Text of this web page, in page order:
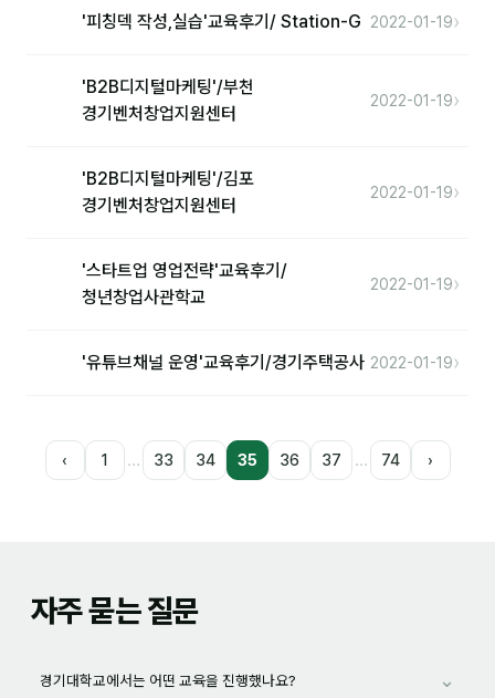
💰 교육 견적 계산기
1:1 문의
공지사항
자주 묻는 질문
'피칭덱 작성,실습'교육후기/ Station-G 2022-01-19›
'B2B디지털마케팅'/부천
경기벤처창업지원센터
2022-01-19›
'B2B디지털마케팅'/김포
경기벤처창업지원센터
2022-01-19›
'스타트업 영업전략'교육후기/
청년창업사관학교
2022-01-19›
'유튜브채널 운영'교육후기/경기주택공사 2022-01-19›
‹ 1 … 33 34 35 36 37 … 74 ›
자주 묻는 질문
경기대학교에서는 어떤 교육을 진행했나요? ⌄